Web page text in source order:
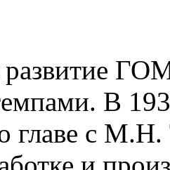
В
главе с